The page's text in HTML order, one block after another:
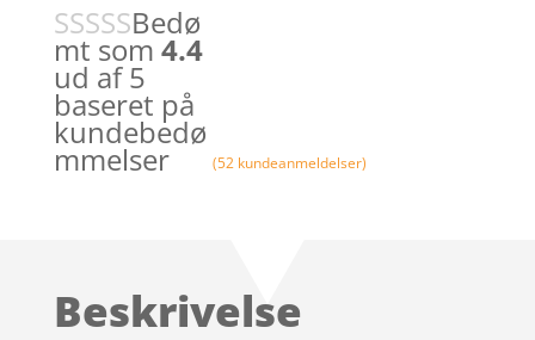
Bedø
mt som 4.4
ud af 5
baseret på
kundebedø
mmelser (52 kundeanmeldelser)
Beskrivelse